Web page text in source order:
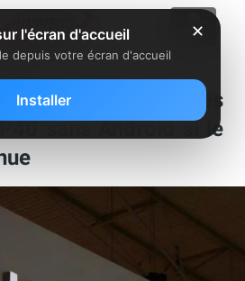
lancer ses
sans Android si le
✕
l'écran d'accueil
depuis votre écran d'accueil
Installer